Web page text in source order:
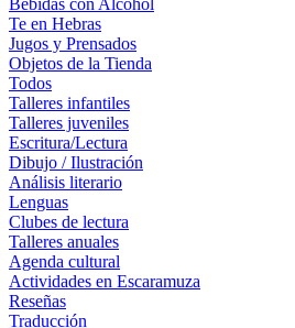
Bebidas con Alcohol
Te en Hebras
Jugos y Prensados
Objetos de la Tienda
Todos
Talleres infantiles
Talleres juveniles
Escritura/Lectura
Dibujo / Ilustración
Análisis literario
Lenguas
Clubes de lectura
Talleres anuales
Agenda cultural
Actividades en Escaramuza
Reseñas
Traducción